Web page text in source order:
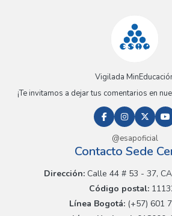
Vigilada
¡Te invitamos a dejar tus comentarios en
@esapoficial
Contacto Sede
Dirección:Calle 44 # 53 - 37,
Código postal:
Línea Bogotá:(+57) 601